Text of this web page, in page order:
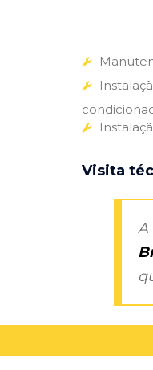
Visita
A